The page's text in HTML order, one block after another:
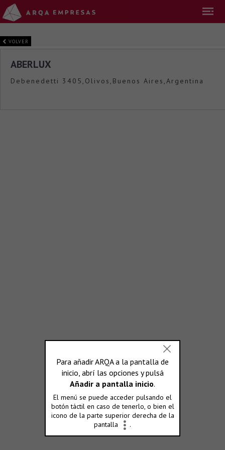
VOLVER
ABERLUX
Debenedetti 3405,Olivos,Buenos Aires,Argentina